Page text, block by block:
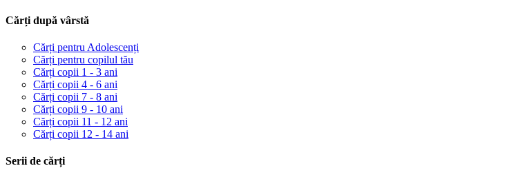
Cărți după vârstă
Cărți pentru Adolescenți
Cărți pentru copilul tău
Cărți copii 1 - 3 ani
Cărți copii 4 - 6 ani
Cărți copii 7 - 8 ani
Cărți copii 9 - 10 ani
Cărți copii 11 - 12 ani
Cărți copii 12 - 14 ani
Serii de cărți